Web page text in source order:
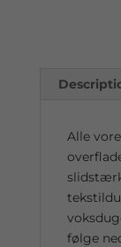
Alle
følge